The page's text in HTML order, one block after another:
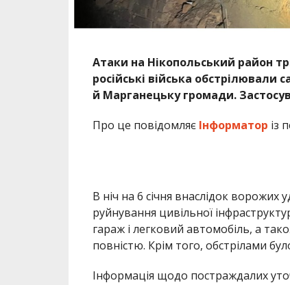
Атаки на Нікопольський район
російські війська обстрілювали
й Марганецьку громади.
Про це повідомляє Інформатор із
В ніч на 6 січня внаслідок ворожих
руйнування цивільної
гараж і легковий автомобіль, а
повністю. Крім того, обстрілами
Інформація щодо постраждалих